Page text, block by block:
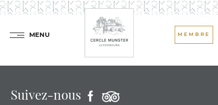
MENU MEMBRE
Suivez-nous